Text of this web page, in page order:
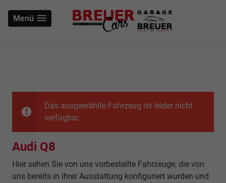
Menü
Das ausgewählte Fahrzeug ist leider nicht
verfügbar.
Audi Q8
Hier sehen Sie von uns vorbestellte Fahrzeuge, die von
uns bereits in ihrer Ausstattung konfiguriert wurden und